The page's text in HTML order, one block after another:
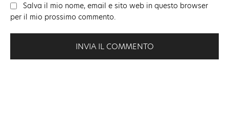
Salva il mio nome, email e sito web in questo browser
per il mio prossimo commento.